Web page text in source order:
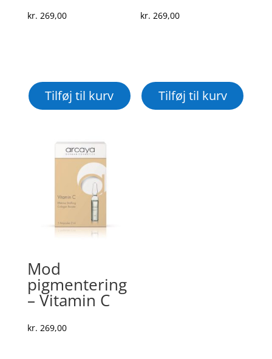
kr. 269,00
Tilføj til kurv
kr. 269,00
Tilføj til kurv
Mod
pigmentering
– Vitamin C
kr. 269,00